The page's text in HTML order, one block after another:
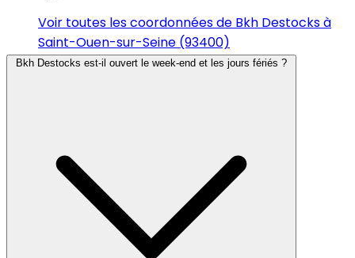
Voir toutes les coordonnées de Bkh Destocks à
Saint-Ouen-sur-Seine (93400)
Bkh Destocks est-il ouvert le week-end et les jours fériés ?